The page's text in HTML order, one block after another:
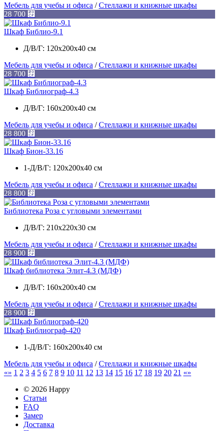
Мебель для учебы и офиса /Стеллажи и книжные шкафы
28 700 ⃏
Шкаф Библио-9.1
Д/В/Г: 120х200х40 см
Мебель для учебы и офиса /Стеллажи и книжные шкафы
28 700 ⃏
Шкаф Библиограф-4.3
Д/В/Г: 160х200х40 см
Мебель для учебы и офиса /Стеллажи и книжные шкафы
28 800 ⃏
Шкаф Бион-33.16
1-Д/В/Г: 120х200х40 см
Мебель для учебы и офиса /Стеллажи и книжные шкафы
28 800 ⃏
Библиотека Роза с угловыми элементами
Д/В/Г: 210х220х30 см
Мебель для учебы и офиса /Стеллажи и книжные шкафы
28 900 ⃏
Шкаф библиотека Элит-4.3 (МДФ)
Д/В/Г: 160x200x40 см
Мебель для учебы и офиса /Стеллажи и книжные шкафы
28 900 ⃏
Шкаф Библиограф-420
1-Д/В/Г: 160x200x40 см
Мебель для учебы и офиса /Стеллажи и книжные шкафы
1 2 3 4 5 6 7 8 9 10 11 12 13 14 15 16 17 18 19 20 21
© 2026 Happy
Статьи
FAQ
Замер
Доставка